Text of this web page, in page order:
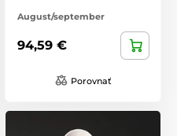
August/september
94,59 €
Porovnať